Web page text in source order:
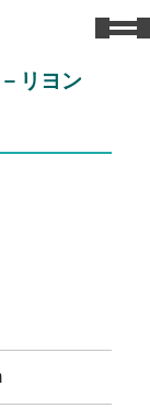
リヨン